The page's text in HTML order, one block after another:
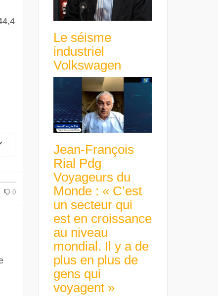
0
Le séisme
industriel
Volkswagen
Jean-François
Rial Pdg
Voyageurs du
Monde : « C’est
un secteur qui
est en croissance
au niveau
mondial. Il y a de
plus en plus de
gens qui
voyagent »